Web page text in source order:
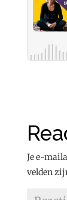
Je e-
velden